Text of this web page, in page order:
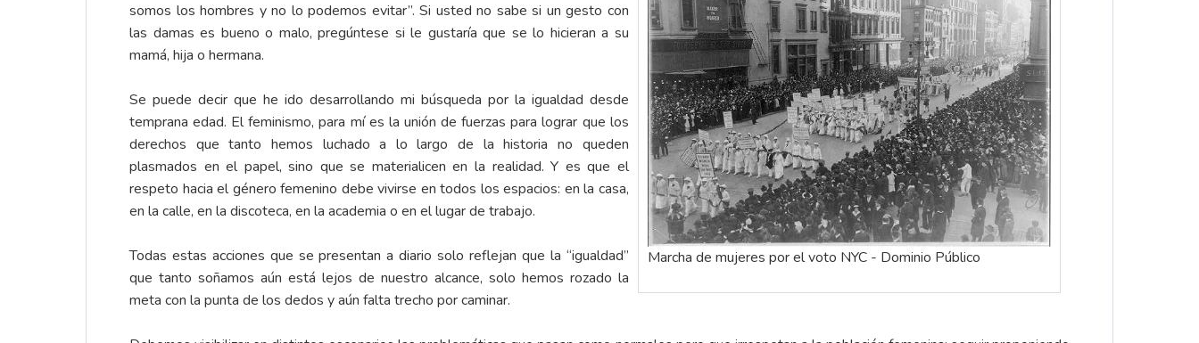
Marcha de mujeres por el voto NYC - Dominio Público
somos los hombres y no lo podemos evitar”. Si usted no sabe si un gesto con
las damas es bueno o malo, pregúntese si le gustaría que se lo hicieran a su
mamá, hija o hermana.
Se puede decir que he ido desarrollando mi búsqueda por la igualdad desde
temprana edad. El feminismo, para mí es la unión de fuerzas para lograr que los
derechos que tanto hemos luchado a lo largo de la historia no queden
plasmados en el papel, sino que se materialicen en la realidad. Y es que el
respeto hacia el género femenino debe vivirse en todos los espacios: en la casa,
en la calle, en la discoteca, en la academia o en el lugar de trabajo.
Todas estas acciones que se presentan a diario solo reflejan que la “igualdad”
que tanto soñamos aún está lejos de nuestro alcance, solo hemos rozado la
meta con la punta de los dedos y aún falta trecho por caminar.